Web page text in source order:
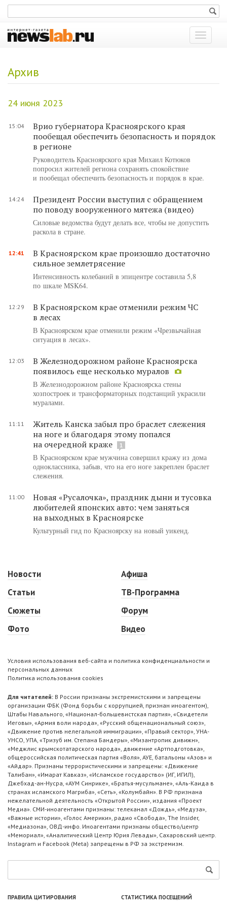
Показать
меню
Архив
24 июня 2023
15:04
Врио губернатора Красноярского края
пообещал обеспечить безопасность и порядок
в регионе
Руководитель Красноярского края Михаил Котюков
попросил жителей региона сохранять спокойствие
и пообещал обеспечить безопасность и порядок в крае.
14:24
Президент России выступил с обращением
по поводу вооруженного мятежа (видео)
Силовые ведомства будут делать все, чтобы не допустить
раскола в стране.
12:41
В Красноярском крае произошло достаточно
сильное землетрясение
Интенсивность колебаний в эпицентре составила 5,8
по шкале MSK64.
12:29
В Красноярском крае отменили режим ЧС
в лесах
В Красноярском крае отменили режим «Чрезвычайная
ситуация в лесах».
12:03
В Железнодорожном районе Красноярска
появилось еще несколько муралов
В Железнодорожном районе Красноярска стены
хозпостроек и трансформаторных подстанций украсили
муралами.
11:11
Житель Канска забыл про браслет слежения
на ноге и благодаря этому попался
на очередной краже
1
В Красноярском крае мужчина совершил кражу из дома
одноклассника, забыв, что на его ноге закреплен браслет
слежения.
11:00
Новая «Русалочка», праздник дыни и тусовка
любителей японских авто: чем заняться
на выходных в Красноярске
Культурный гид по Красноярску на новый уикенд.
Новости
Статьи
Сюжеты
Фото
Афиша
ТВ-Программа
Форум
Видео
Условия использования веб-сайта и политика конфиденциальности и
персональных данных
Политика использования cookies
Для читателей: В России признаны экстремистскими и запрещены
организации ФБК (Фонд борьбы с коррупцией, признан иноагентом),
Штабы Навального, «Национал-большевистская партия», «Свидетели
Иеговы», «Армия воли народа», «Русский общенациональный союз»,
«Движение против нелегальной иммиграции», «Правый сектор», УНА-
УНСО, УПА, «Тризуб им. Степана Бандеры», «Мизантропик дивижн»,
«Меджлис крымскотатарского народа», движение «Артподготовка»,
общероссийская политическая партия «Воля», АУЕ, батальоны «Азов» и
«Айдар». Признаны террористическими и запрещены: «Движение
Талибан», «Имарат Кавказ», «Исламское государство» (ИГ, ИГИЛ),
Джебхад-ан-Нусра, «АУМ Синрике», «Братья-мусульмане», «Аль-Каида в
странах исламского Магриба», «Сеть», «Колумбайн». В РФ признана
нежелательной деятельность «Открытой России», издания «Проект
Медиа». СМИ-иноагентами признаны: телеканал «Дождь», «Медуза»,
«Важные истории», «Голос Америки», радио «Свобода», The Insider,
«Медиазона», ОВД-инфо. Иноагентами признаны общество/центр
«Мемориал», «Аналитический Центр Юрия Левады», Сахаровский центр.
Instagram и Facebook (Metа) запрещены в РФ за экстремизм.
ПРАВИЛА ЦИТИРОВАНИЯ СТАТИСТИКА ПОСЕЩЕНИЙ